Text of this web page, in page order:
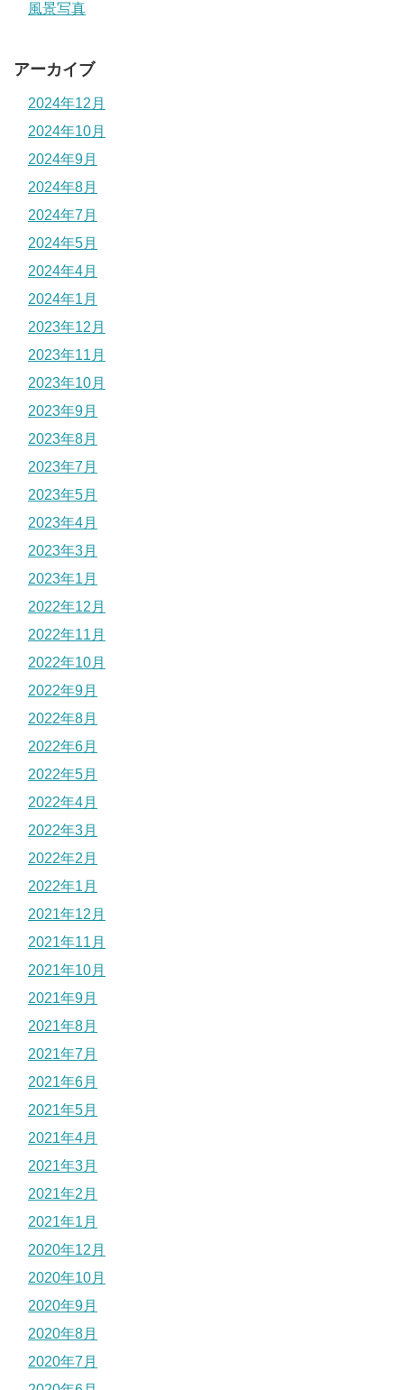
風景写真
アーカイブ
2024年12月
2024年10月
2024年9月
2024年8月
2024年7月
2024年5月
2024年4月
2024年1月
2023年12月
2023年11月
2023年10月
2023年9月
2023年8月
2023年7月
2023年5月
2023年4月
2023年3月
2023年1月
2022年12月
2022年11月
2022年10月
2022年9月
2022年8月
2022年6月
2022年5月
2022年4月
2022年3月
2022年2月
2022年1月
2021年12月
2021年11月
2021年10月
2021年9月
2021年8月
2021年7月
2021年6月
2021年5月
2021年4月
2021年3月
2021年2月
2021年1月
2020年12月
2020年10月
2020年9月
2020年8月
2020年7月